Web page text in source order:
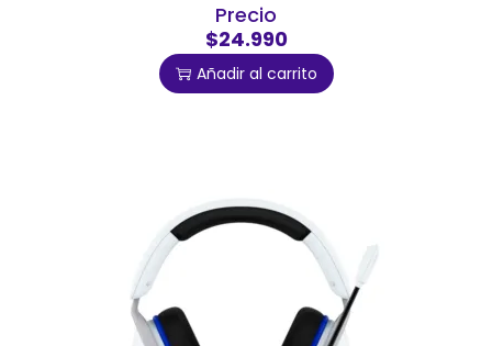
Precio
$24.990
Añadir al carrito